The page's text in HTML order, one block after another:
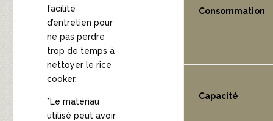
facilité
d’entretien pour
ne pas perdre
trop de temps à
nettoyer le rice
cooker.
*Le matériau
utilisé peut avoir
Consommation
Capacité